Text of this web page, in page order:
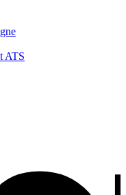
ATS